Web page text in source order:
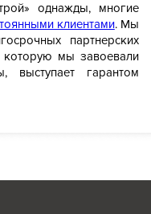
однажды, многие
клиентами. Мы
партнерских
которую мы завоевали
гарантом